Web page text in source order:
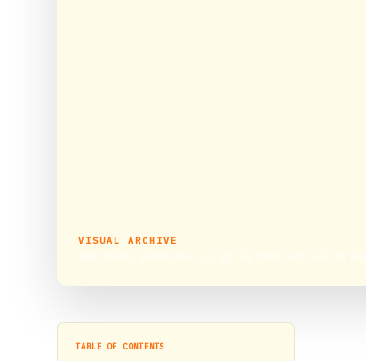
VISUAL ARCHIVE
TABLE OF CONTENTS